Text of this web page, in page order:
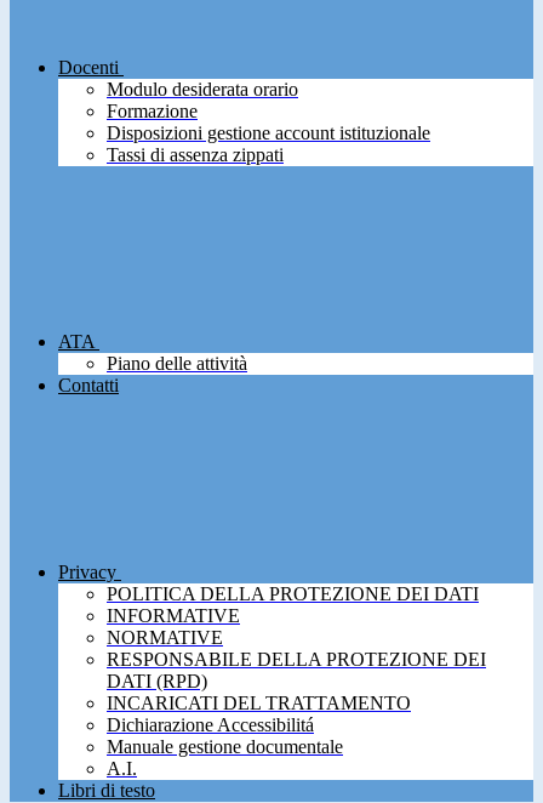
Docenti
Modulo desiderata orario
Formazione
Disposizioni gestione account istituzionale
Tassi di assenza zippati
ATA
Piano delle attività
Contatti
Privacy
POLITICA DELLA PROTEZIONE DEI DATI
INFORMATIVE
NORMATIVE
RESPONSABILE DELLA PROTEZIONE DEI
DATI (RPD)
INCARICATI DEL TRATTAMENTO
Dichiarazione Accessibilitá
Manuale gestione documentale
A.I.
Libri di testo